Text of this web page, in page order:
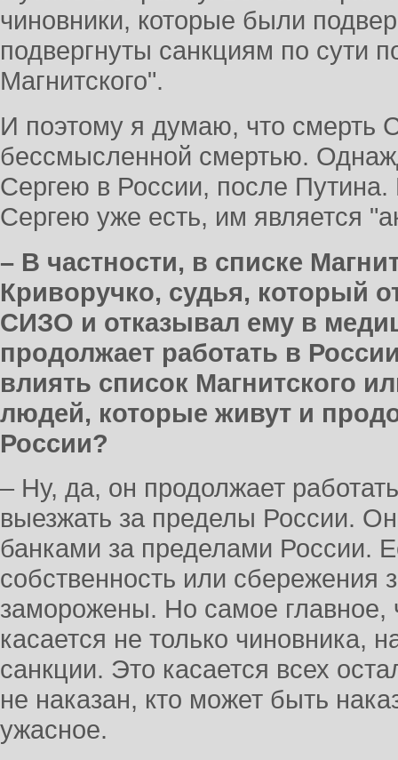
чиновники, которые были
подвергнуты санкциям по сути
Магнитского".
И поэтому я думаю, что смерть
бессмысленной смертью.
Сергею в России, после
Сергею уже есть, им является
– В частности, в списке
Криворучко, судья, который
СИЗО и отказывал ему в
продолжает работать в
влиять список Магнитского
людей, которые живут и
России?
– Ну, да, он продолжает
выезжать за пределы России.
банками за пределами России.
собственность или сбережения
заморожены. Но самое главное,
касается не только чиновника,
санкции. Это касается всех
не наказан, кто может быть
ужасное.